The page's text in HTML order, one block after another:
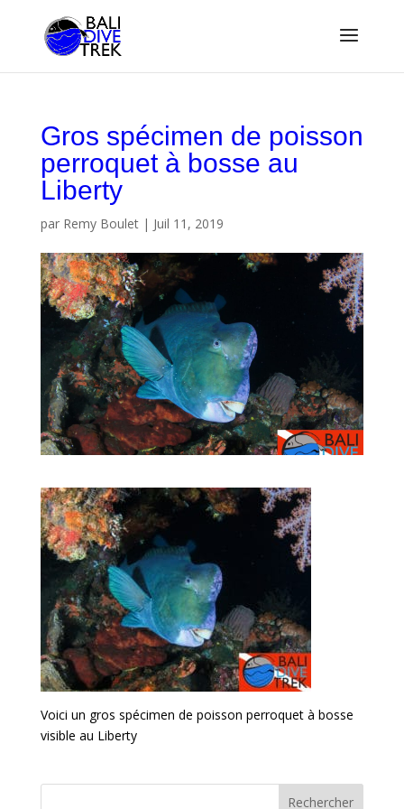
Gros spécimen de poisson
perroquet à bosse au
Liberty
par Remy Boulet| Juil 11, 2019
Voici un gros spécimen de poisson perroquet à bosse
visible au Liberty